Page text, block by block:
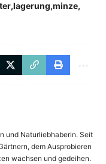
lagerung minze
und Naturliebhaberin. Seit
dem Ausprobieren
wachsen und gedeihen.